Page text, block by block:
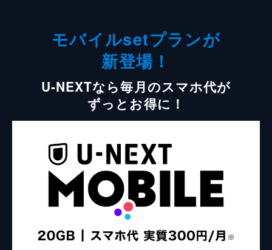
モバイルsetプランが
新登場！
U-NEXTなら毎月のスマホ代が
ずっとお得に！